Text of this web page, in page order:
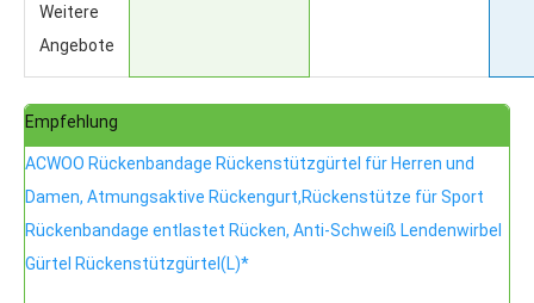
Weitere
Angebote
Empfehlung
ACWOO Rückenbandage Rückenstützgürtel für Herren und
Damen, Atmungsaktive Rückengurt,Rückenstütze für Sport
Rückenbandage entlastet Rücken, Anti-Schweiß Lendenwirbel
Gürtel Rückenstützgürtel(L)*